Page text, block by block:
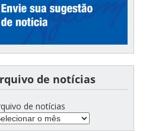
de notícias
de notícias